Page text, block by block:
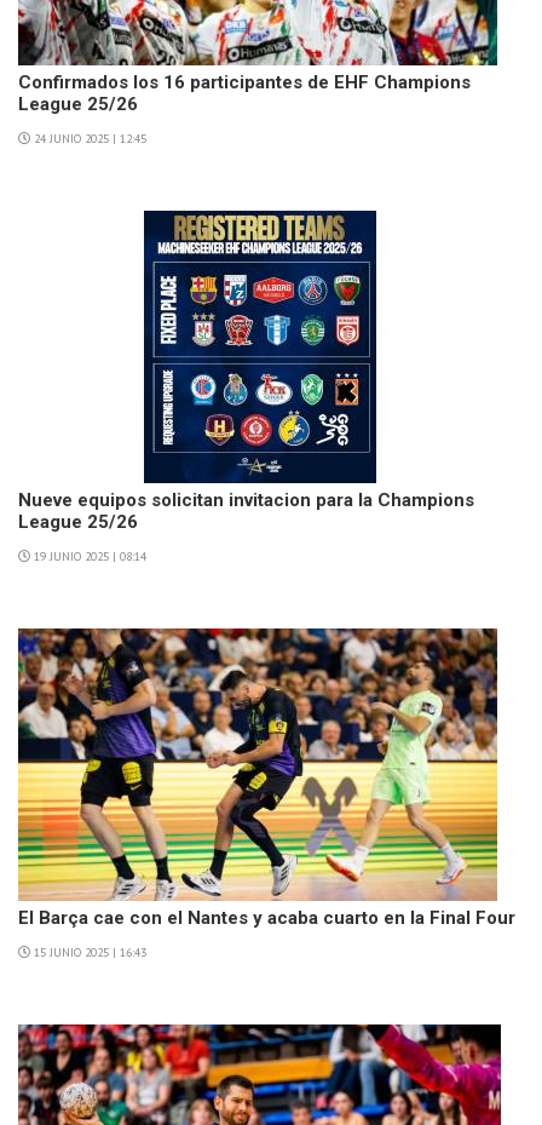
Confirmados los 16 participantes de EHF Champions
League 25/26
24 JUNIO 2025 | 12:45
Nueve equipos solicitan invitacion para la Champions
League 25/26
19 JUNIO 2025 | 08:14
El Barça cae con el Nantes y acaba cuarto en la Final Four
15 JUNIO 2025 | 16:43